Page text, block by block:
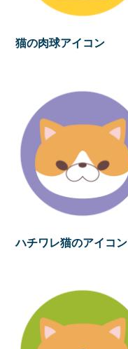
猫の肉球アイコン
ハチワレ猫のアイコン